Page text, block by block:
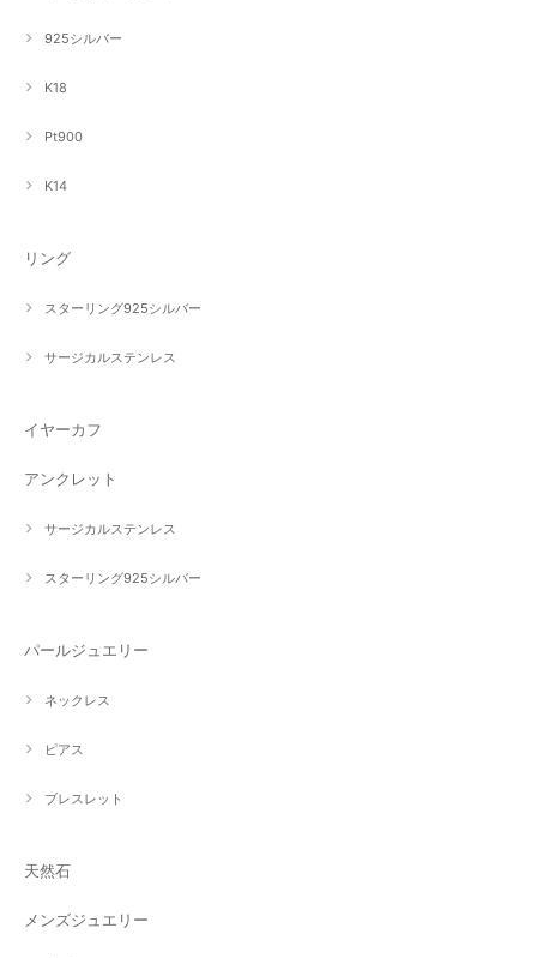
925シルバー
K18
Pt900
K14
リング
スターリング925シルバー
サージカルステンレス
イヤーカフ
アンクレット
サージカルステンレス
スターリング925シルバー
パールジュエリー
ネックレス
ピアス
ブレスレット
天然石
メンズジュエリー